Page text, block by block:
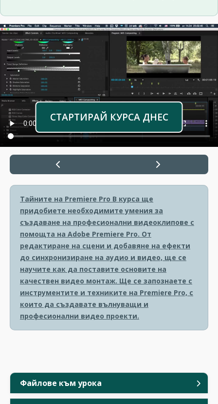
Файлове към урока
СТАРТИРАЙ КУРСА ДНЕС
Тайните на Premiere Pro В курса ще
придобиете необходимите умения за
създаване на професионални видеоклипове с
помощта на Adobe Premiere Pro. От
редактиране на сцени и добавяне на ефекти
до синхронизиране на аудио и видео, ще се
научите как да поставите основите на
качествен видео монтаж. Ще се запознаете с
инструментите и техниките на Premiere Pro, с
които да създавате вълнуващи и
професионални видео проекти.